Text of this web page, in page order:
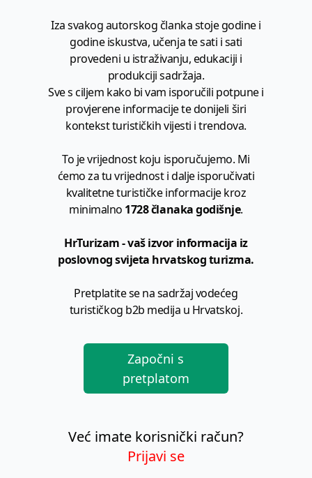
Iza svakog autorskog članka stoje godine i
godine iskustva, učenja te sati i sati
provedeni u istraživanju, edukaciji i
produkciji sadržaja.
Sve s ciljem kako bi vam isporučili potpune i
provjerene informacije te donijeli širi
kontekst turističkih vijesti i trendova.
To je vrijednost koju isporučujemo. Mi
ćemo za tu vrijednost i dalje isporučivati
kvalitetne turističke informacije kroz
minimalno 1728 članaka godišnje.
HrTurizam - vaš izvor informacija iz
poslovnog svijeta hrvatskog turizma.
Pretplatite se na sadržaj vodećeg
turističkog b2b medija u Hrvatskoj.
Započni s
pretplatom
Već imate korisnički račun?
Prijavi se